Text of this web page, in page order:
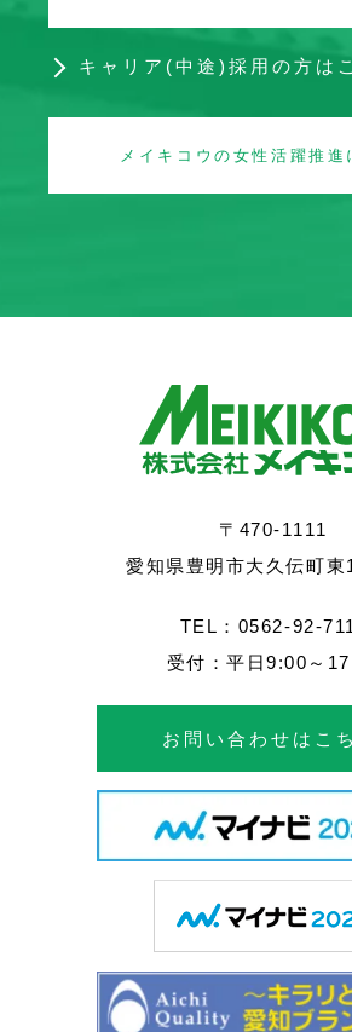
キャリア(中途)採用の方は
メイキコウの女性活躍推進
〒470-1111
愛知県豊明市大久伝町東
TEL：0562-92-
受付：平日9:00～
お問い合わせはこ